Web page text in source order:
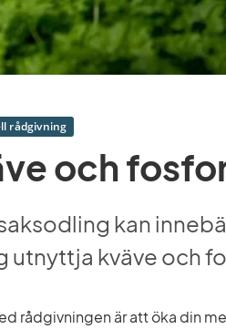
rådgivning
och
kan
utnyttja kväve och
rådgivningen är att öka din